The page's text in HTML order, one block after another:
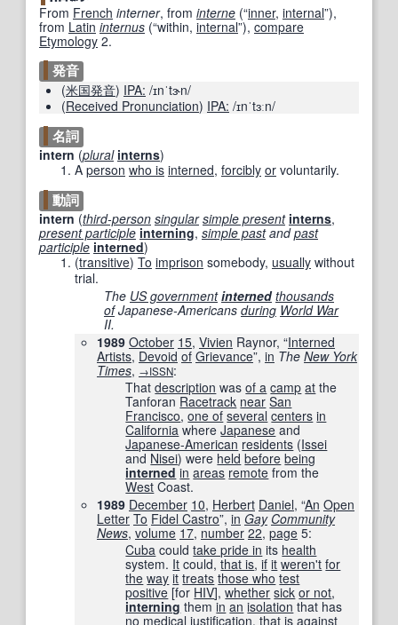
From French interner, from interne (“inner, internal”),
from Latin internus (“within, internal”), compare
Etymology 2.
発音
(米国発音) IPA: /ɪnˈtɝn/
(Received Pronunciation) IPA: /ɪnˈtɜːn/
名詞
intern (plural interns)
A person who is interned, forcibly or voluntarily.
動詞
intern (third-person singular simple present interns,
present participle interning, simple pastandpast
participle interned)
(transitive) To imprison somebody, usually without
trial.
The US government interned thousands
ofJapanese-Americans during World War
II.
1989 October 15, Vivien Raynor, “Interned
Artists, Devoid of Grievance”, in The New York
Times‎, →ISSN:
Thatdescription wasof a camp at the
Tanforan Racetrack near San
Francisco,one of several centers in
California whereJapanese and
Japanese-American residents (Issei
and Nisei) were held before being
interned in areas remote from the
West Coast.
1989 December 10, Herbert Daniel, “An Open
Letter To Fidel Castro”, in Gay Community
News, volume 17, number 22, page 5:
Cuba couldtake pride in its health
system. It could,that is,if it weren't for
the way it treats those who test
positive [for HIV],whether sick or not,
interning themin an isolation that has
no medical justification,that is against